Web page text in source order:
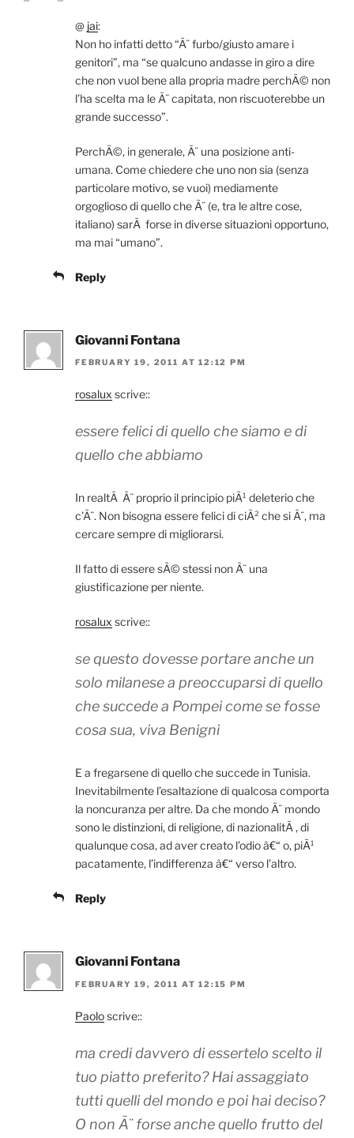
@ jai:
Non ho infatti detto “Ã¨ furbo/giusto amare i
genitori”, ma “se qualcuno andasse in giro a dire
che non vuol bene alla propria madre perchÃ© non
l’ha scelta ma le Ã¨ capitata, non riscuoterebbe un
grande successo”.
PerchÃ©, in generale, Ã¨ una posizione anti-
umana. Come chiedere che uno non sia (senza
particolare motivo, se vuoi) mediamente
orgoglioso di quello che Ã¨ (e, tra le altre cose,
italiano) sarÃ forse in diverse situazioni opportuno,
ma mai “umano”.
Reply
Giovanni Fontana
FEBRUARY 19, 2011 AT 12:12 PM
rosalux scrive::
essere felici di quello che siamo e di
quello che abbiamo
In realtÃ Ã¨ proprio il principio piÃ¹ deleterio che
c’Ã¨. Non bisogna essere felici di ciÃ² che si Ã¨, ma
cercare sempre di migliorarsi.
Il fatto di essere sÃ© stessi non Ã¨ una
giustificazione per niente.
rosalux scrive::
se questo dovesse portare anche un
solo milanese a preoccuparsi di quello
che succede a Pompei come se fosse
cosa sua, viva Benigni
E a fregarsene di quello che succede in Tunisia.
Inevitabilmente l’esaltazione di qualcosa comporta
la noncuranza per altre. Da che mondo Ã¨ mondo
sono le distinzioni, di religione, di nazionalitÃ , di
qualunque cosa, ad aver creato l’odio â€“ o, piÃ¹
pacatamente, l’indifferenza â€“ verso l’altro.
Reply
Giovanni Fontana
FEBRUARY 19, 2011 AT 12:15 PM
Paoloscrive::
ma credi davvero di essertelo scelto il
tuo piatto preferito? Hai assaggiato
tutti quelli del mondo e poi hai deciso?
O non Ã¨ forse anche quello frutto del